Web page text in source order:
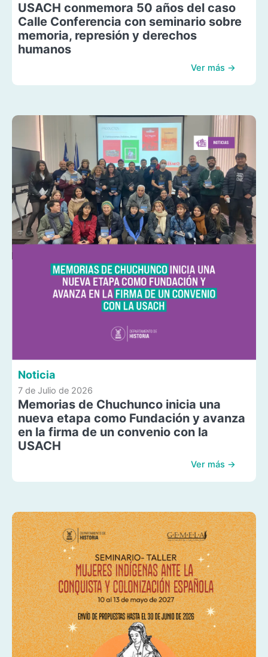
USACH conmemora 50 años del caso
Calle Conferencia con seminario sobre
memoria, represión y derechos
humanos
Ver más →
Noticia
7 de Julio de 2026
Memorias de Chuchunco inicia una
nueva etapa como Fundación y avanza
en la firma de un convenio con la
USACH
Ver más →